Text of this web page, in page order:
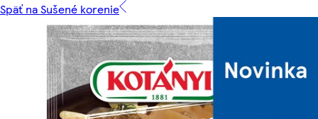
Späť na Sušené korenie